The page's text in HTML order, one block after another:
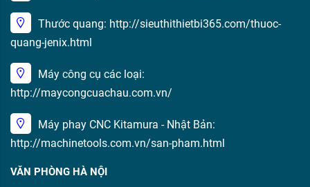
Thước quang: http://sieuthithietbi365.com/thuoc-
quang-jenix.html
Máy công cụ các loại:
http://maycongcuachau.com.vn/
Máy phay CNC Kitamura - Nhật Bản:
http://machinetools.com.vn/san-pham.html
VĂN PHÒNG HÀ NỘI